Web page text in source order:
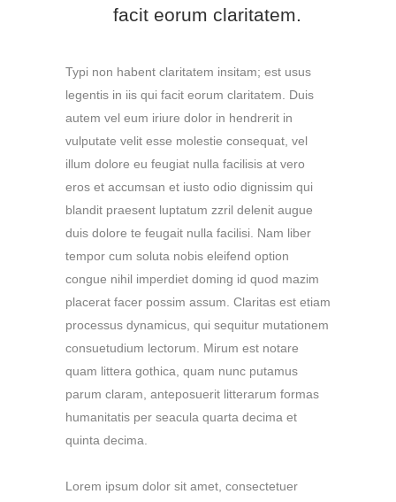
facit eorum claritatem.
Typi non habent claritatem insitam; est usus
legentis in iis qui facit eorum claritatem. Duis
autem vel eum iriure dolor in hendrerit in
vulputate velit esse molestie consequat, vel
illum dolore eu feugiat nulla facilisis at vero
eros et accumsan et iusto odio dignissim qui
blandit praesent luptatum zzril delenit augue
duis dolore te feugait nulla facilisi. Nam liber
tempor cum soluta nobis eleifend option
congue nihil imperdiet doming id quod mazim
placerat facer possim assum. Claritas est etiam
processus dynamicus, qui sequitur mutationem
consuetudium lectorum. Mirum est notare
quam littera gothica, quam nunc putamus
parum claram, anteposuerit litterarum formas
humanitatis per seacula quarta decima et
quinta decima.
Lorem ipsum dolor sit amet, consectetuer